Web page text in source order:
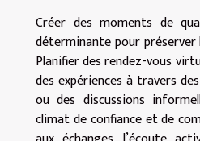
Créer des moments de
déterminante pour
Planifier des rendez-vous
des expériences à travers
ou des discussions
climat de confiance et de